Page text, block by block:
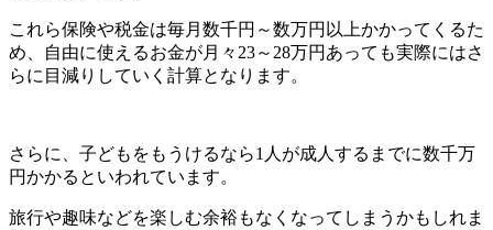
これら保険や税金は毎月数千円～数万円以上かかってくるた
め、自由に使えるお金が月々23～28万円あっても実際にはさ
らに目減りしていく計算となります。
さらに、子どもをもうけるなら1人が成人するまでに数千万
円かかるといわれています。
旅行や趣味などを楽しむ余裕もなくなってしまうかもしれま